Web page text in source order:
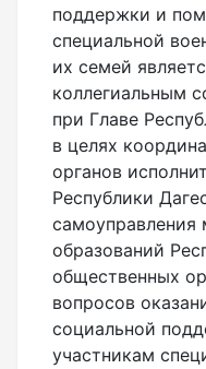
поддержки и
специальной
их семей
коллегиальным
при Главе
в целях
органов
Республики
самоуправления
образований
общественных
вопросов
социальной
участникам